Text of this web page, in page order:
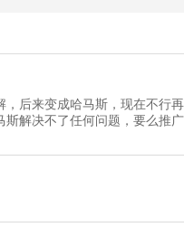
后来变成哈马斯，现在不行
解决不了任何问题，要么推